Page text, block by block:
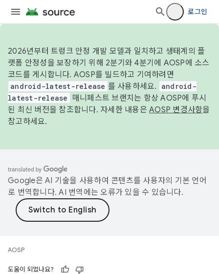
로그인
2026년부터 트렁크 안정 개발 모델과 일치하고 생태계의 플
랫폼 안정성을 보장하기 위해 2분기와 4분기에 AOSP에 소스
코드를 게시합니다. AOSP를 빌드하고 기여하려면
android-latest-release 를 사용하세요.
android-
latest-release
매니페스트 브랜치는 항상 AOSP에 푸시
된 최신 버전을 참조합니다. 자세한 내용은 AOSP 변경사항을
참고하세요.
Google은 AI 기술을 사용하여 콘텐츠를 사용자의 기본 언어
로 번역합니다. AI 번역에는 오류가 있을 수 있습니다.
AOSP
도움이 되었나요?